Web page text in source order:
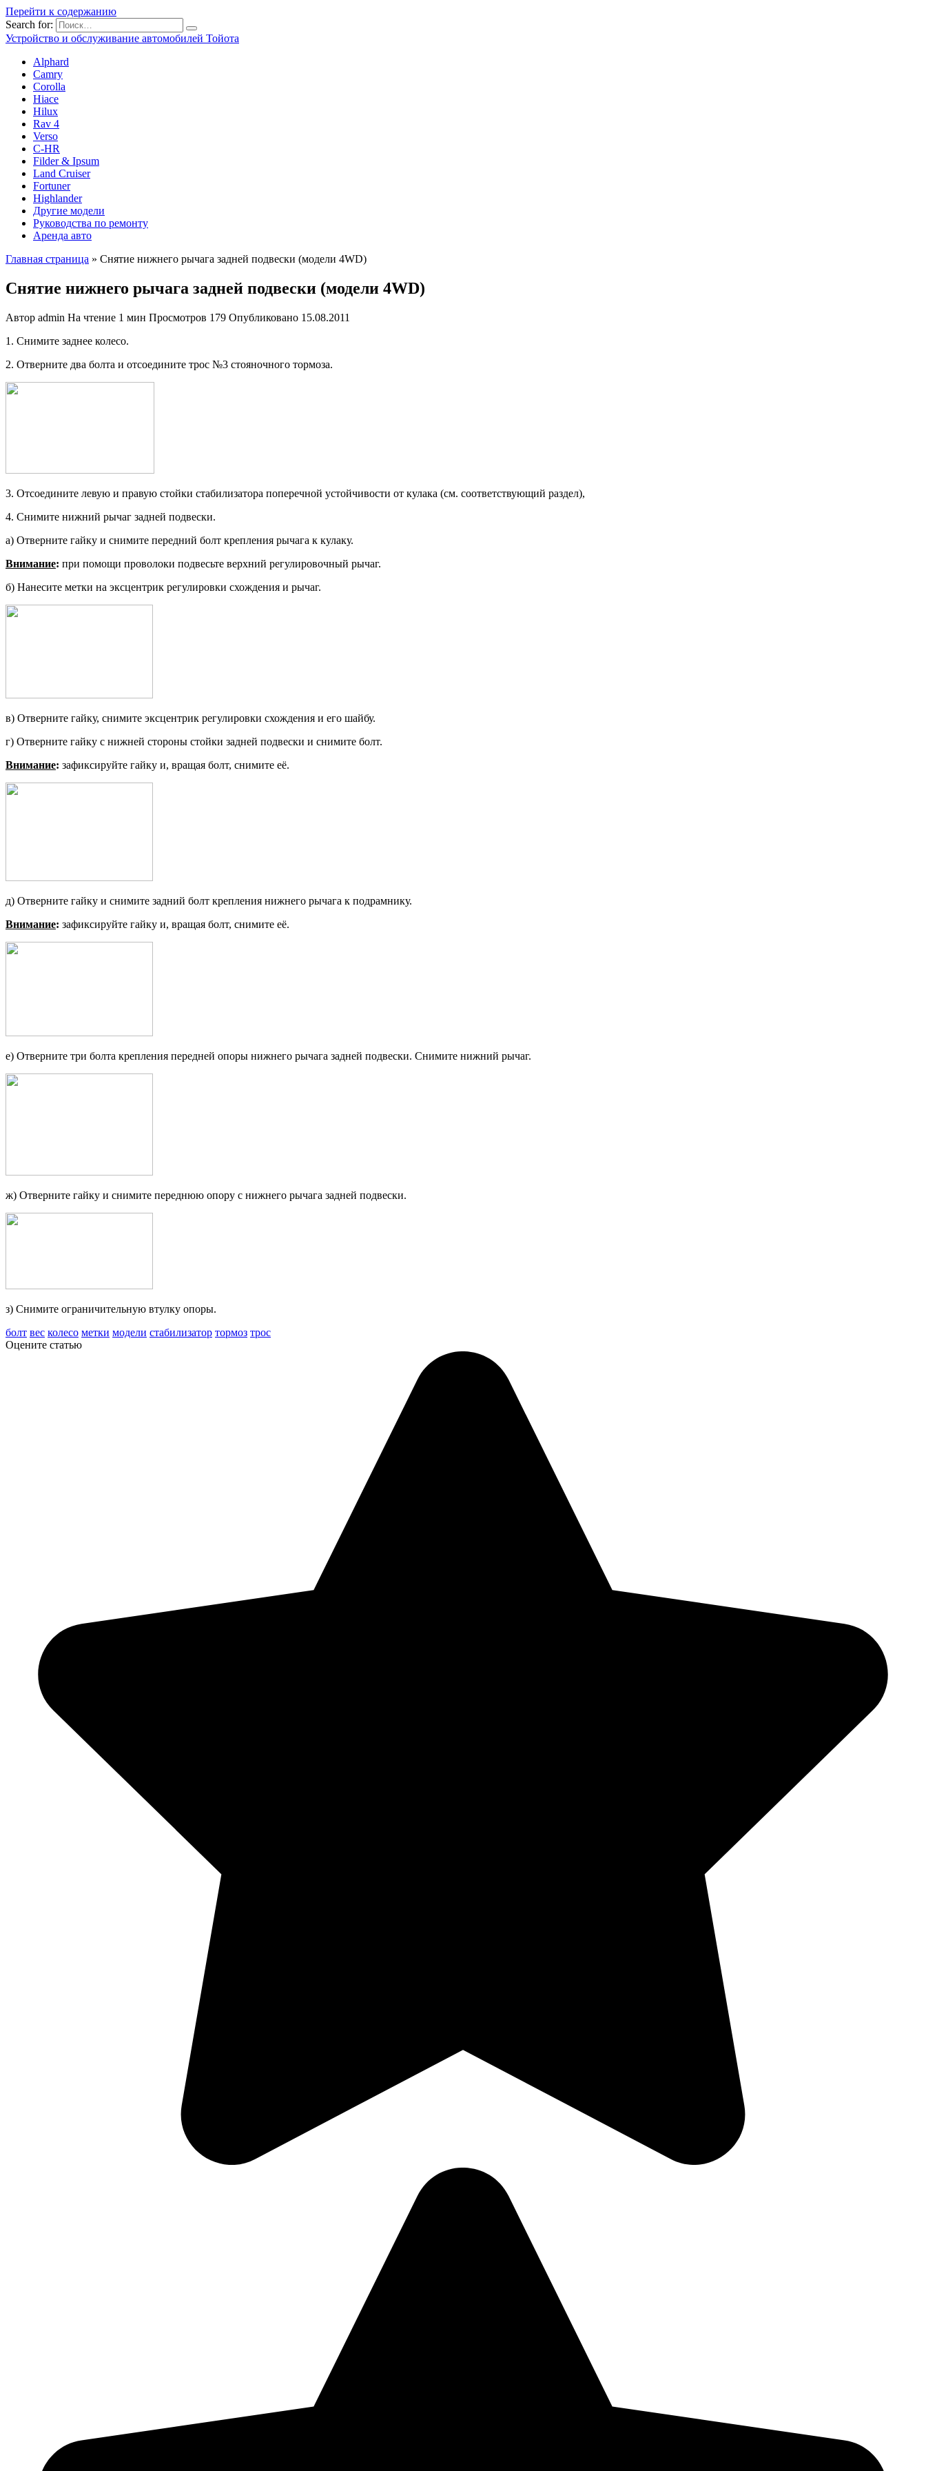
Перейти к содержанию
Search for:
Устройство и обслуживание автомобилей Тойота
Alphard
Camry
Corolla
Hiace
Hilux
Rav 4
Verso
C-HR
Filder & Ipsum
Land Cruiser
Fortuner
Highlander
Другие модели
Руководства по ремонту
Аренда авто
Главная страница » Снятие нижнего рычага задней подвески (модели 4WD)
Снятие нижнего рычага задней подвески (модели 4WD)
Автор admin На чтение 1 мин Просмотров 179 Опубликовано 15.08.2011
1. Снимите заднее колесо.
2. Отверните два болта и отсоедините трос №3 стояночного тормоза.
3. Отсоедините левую и правую стой­ки стабилизатора поперечной устой­чивости от кулака (см. соответствую­щий раздел),
4. Снимите нижний рычаг задней под­вески.
а) Отверните гайку и снимите пе­редний болт крепления рычага к ку­лаку.
Внимание: при помощи проволоки подвесьте верхний регулировочный рычаг.
б) Нанесите метки на эксцентрик ре­гулировки схождения и рычаг.
в) Отверните гайку, снимите эксцен­трик регулировки схождения и его шайбу.
г) Отверните гайку с нижней сторо­ны стойки задней подвески и сними­те болт.
Внимание: зафиксируйте гайку и, вращая болт, снимите её.
д) Отверните гайку и снимите зад­ний болт крепления нижнего рычага к подрамнику.
Внимание: зафиксируйте гайку и, вращая болт, снимите её.
е) Отверните три болта крепления передней опоры нижнего рычага зад­ней подвески. Снимите нижний рычаг.
ж) Отверните гайку и снимите пе­реднюю опору с нижнего рычага задней подвески.
з) Снимите ограничительную втулку опоры.
болт вес колесо метки модели стабилизатор тормоз трос
Оцените статью